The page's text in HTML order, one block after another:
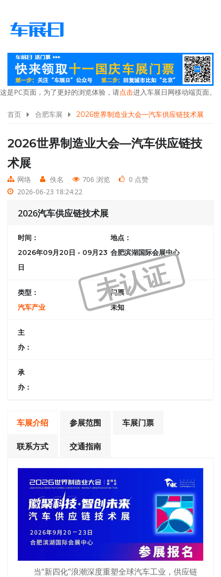
这是PC页面，为了更好的浏览体验，请点击进入车展日网移动端页面。
首页 合肥车展 2026世界制造业大会—汽车供应链技术展
2026世界制造业大会—汽车供应链技
术展
网络 佚名 706 浏览
0 点赞
2026-06-23 18:24:22
2026汽车供应链技术展
未认证
时间：
2026年09月20日 - 09月23
日
地点：
合肥滨湖国际会展中心
类型：
汽车产业
门票：
未知
主
办：
承
办：
车展介绍 参展范围 车展门票
联系方式 交通指南
当“新四化”浪潮深度重塑全球汽车工业，供应链